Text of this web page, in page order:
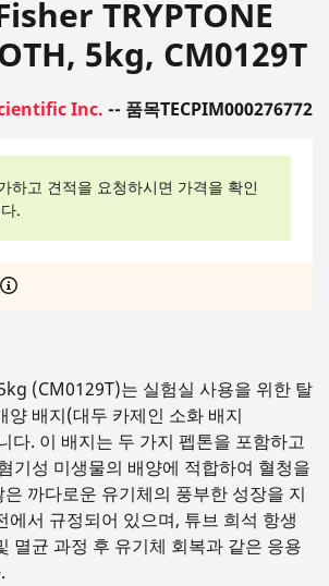
TRYPTONE
5kg, CM0129T
Inc. -- 품목TECPIM000276772
하고 견적을 요청하시면 가격을 확인
.
(CM0129T)는 실험실 사용을 위한 탈
양 배지(대두 카제인 소화 배지
다. 이 배지는 두 가지 펩톤을 포함하고
기성 미생물의 배양에 적합하여 혈청을
까다로운 유기체의 풍부한 성장을 지
에서 규정되어 있으며, 튜브 희석 항생
멸균 과정 후 유기체 회복과 같은 응용